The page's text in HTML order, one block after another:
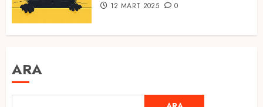
12 MART 2025 0
ARA